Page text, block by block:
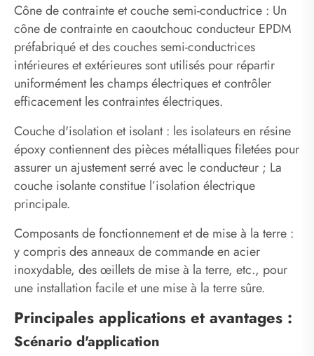
Cône de contrainte et couche semi-conductrice : Un
cône de contrainte en caoutchouc conducteur EPDM
préfabriqué et des couches semi-conductrices
intérieures et extérieures sont utilisés pour répartir
uniformément les champs électriques et contrôler
efficacement les contraintes électriques. ‌
Couche d'isolation et isolant : les isolateurs en résine
époxy contiennent des pièces métalliques filetées pour
assurer un ajustement serré avec le conducteur ; La
couche isolante constitue l’isolation électrique
principale. ‌
Composants de fonctionnement et de mise à la terre :
y compris des anneaux de commande en acier
inoxydable, des œillets de mise à la terre, etc., pour
une installation facile et une mise à la terre sûre. ‌
Principales applications et avantages :
Scénario d'application